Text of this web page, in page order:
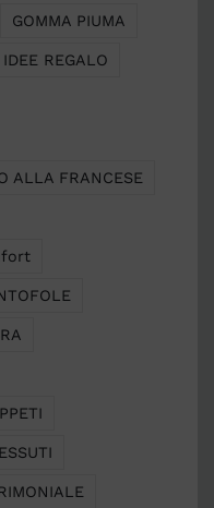
GOMMA PIUMA
IDEE REGALO
ALLA FRANCESE